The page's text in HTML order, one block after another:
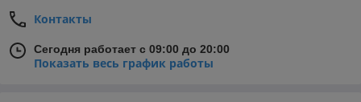
Контакты
Сегодня работает с 09:00 до 20:00
Показать весь график работы